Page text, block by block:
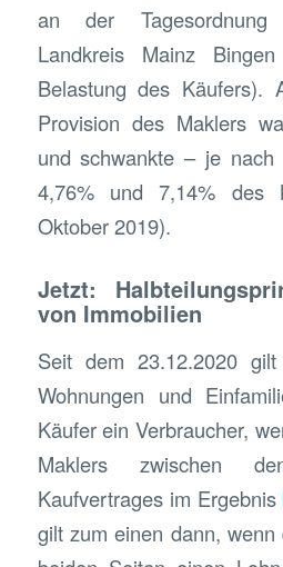
an der Tagesordnung
Landkreis Mainz
Belastung des Käufers).
Provision des Maklers
und schwankte – je nach
4,76% und 7,14% des
Oktober 2019).
Jetzt:
von Immobilien
Seit dem 23.12.2020
Wohnungen und
Käufer ein Verbraucher,
Maklers zwischen
Kaufvertrages im Ergebnis
gilt zum einen dann,